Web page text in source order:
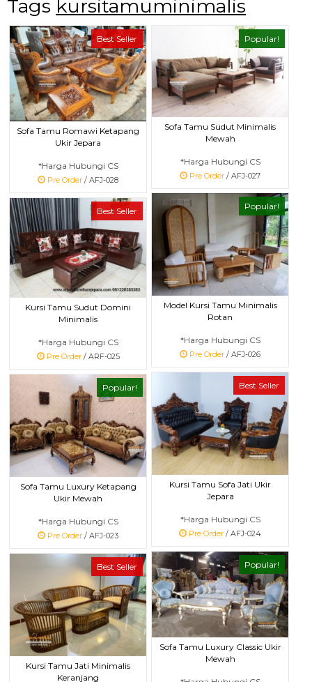
Tags kursitamuminimalis
Best Seller
Sofa Tamu Romawi Ketapang
Ukir Jepara
*Harga Hubungi CS
Pre Order / AFJ-028
Popular!
Sofa Tamu Sudut Minimalis
Mewah
*Harga Hubungi CS
Pre Order / AFJ-027
Popular!
Model Kursi Tamu Minimalis
Rotan
*Harga Hubungi CS
Pre Order / AFJ-026
Best Seller
Kursi Tamu Sudut Domini
Minimalis
*Harga Hubungi CS
Pre Order/ ARF-025
Best Seller
Kursi Tamu Sofa Jati Ukir
Jepara
*Harga Hubungi CS
Pre Order / AFJ-024
Popular!
Sofa Tamu Luxury Ketapang
Ukir Mewah
*Harga Hubungi CS
Pre Order / AFJ-023
Popular!
Sofa Tamu Luxury Classic Ukir
Mewah
Best Seller
Kursi Tamu Jati Minimalis
Keranjang